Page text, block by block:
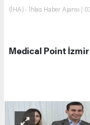
(İHA) - İhlas Haber Ajansı |
Medical Point